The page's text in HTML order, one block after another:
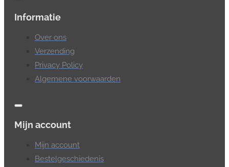
Informatie
Over ons
Verzending
Privacy Policy
Algemene voorwaarden
Mijn account
Mijn account
Bestelgeschiedenis